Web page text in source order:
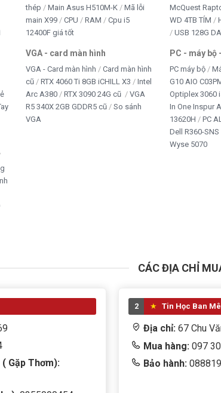
thép
Main Asus H510M-K
Mã lỗi
main X99
CPU RAM
Cpu i5
12400F giá tốt
VGA - card màn hình
VGA - Card màn hình
Card màn hình
cũ
RTX 4060 Ti 8GB iCHILL X3
Intel
Arc A380
RTX 3090 24G cũ
VGA
R5 340X 2GB GDDR5 cũ
So sánh
VGA
McQuest
WD 4TB TÍM
USB 128G
PC - máy bộ
PC máy bộ
G10 AIO
Optiplex 3060
In One Inspur
13620H
PC
Dell R360-SNS
Wyse 5070
CÁC ĐỊA CHỈ
Gặp Thơm):
2 Tin Học Ban Mê
Địa chỉ: 67 Chu
Mua hàng: 097
Bảo hành: